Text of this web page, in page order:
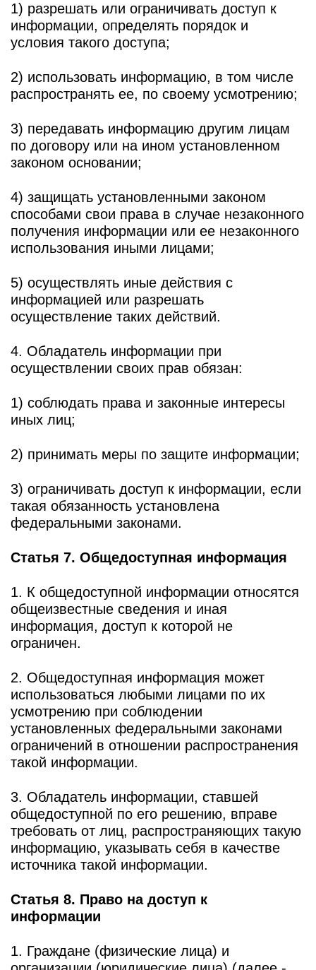
1) разрешать или ограничивать доступ к
информации, определять порядок и
условия такого доступа;
2) использовать информацию, в том числе
распространять ее, по своему усмотрению;
3) передавать информацию другим лицам
по договору или на ином установленном
законом основании;
4) защищать установленными законом
способами свои права в случае незаконного
получения информации или ее незаконного
использования иными лицами;
5) осуществлять иные действия с
информацией или разрешать
осуществление таких действий.
4. Обладатель информации при
осуществлении своих прав обязан:
1) соблюдать права и законные интересы
иных лиц;
2) принимать меры по защите информации;
3) ограничивать доступ к информации, если
такая обязанность установлена
федеральными законами.
Статья 7. Общедоступная информация
1. К общедоступной информации относятся
общеизвестные сведения и иная
информация, доступ к которой не
ограничен.
2. Общедоступная информация может
использоваться любыми лицами по их
усмотрению при соблюдении
установленных федеральными законами
ограничений в отношении распространения
такой информации.
3. Обладатель информации, ставшей
общедоступной по его решению, вправе
требовать от лиц, распространяющих такую
информацию, указывать себя в качестве
источника такой информации.
Статья 8. Право на доступ к
информации
1. Граждане (физические лица) и